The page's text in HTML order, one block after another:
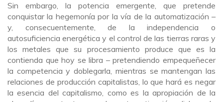
Sin embargo, la potencia emergente, que pretende
conquistar la hegemonía por la vía de la automatización –
y, consecuentemente, de la independencia o
autosuficiencia energética y el control de las tierras raras y
los metales que su procesamiento produce que es la
contienda que hoy se libra – pretendiendo empequeñecer
la competencia y doblegarla, mientras se mantengan las
relaciones de producción capitalistas, lo que hará es negar
la esencia del capitalismo, como es la apropiación de la